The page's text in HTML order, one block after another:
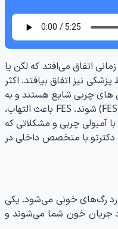
اتفاق می‌افتد که لگن یا
نیز اتفاق بیافتد. اکثر
های چربی شایع هستند و به
طور کلی خودبه‌خود برطرف می‌شوند، می‌توانند منجر به یک بیماری جدی به نام سندرم آمبولی چربی (FES) شوند. FES باعث التهاب،
آمبولی چربی و مشکلاتی که
دکترتو با متخصص داخلی در
رگ‌های خونی می‌شود. یکی
جریان خون شما می‌شوند و